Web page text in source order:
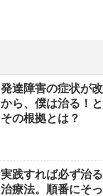
発達障害の症状が
から、僕は治る！と
その根拠とは？
実践すれば必ず治
治療法。順番にそ